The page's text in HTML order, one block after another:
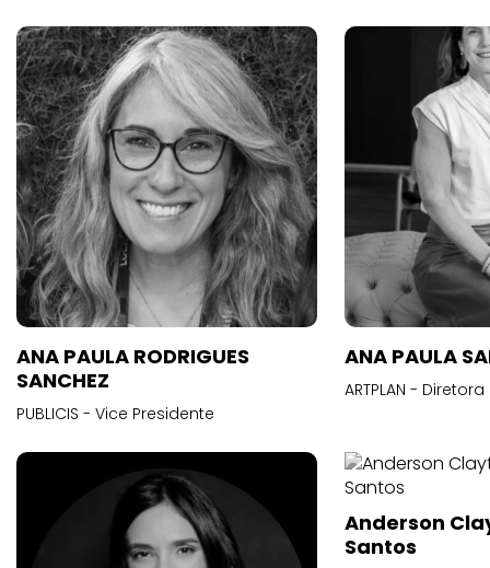
ANA PAULA RODRIGUES
SANCHEZ
PUBLICIS - Vice Presidente
ANA PAULA
ARTPLAN -
Anderson
Santos